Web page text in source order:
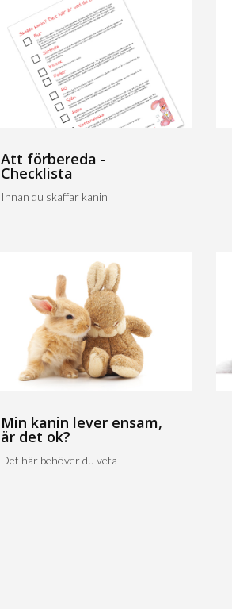
Att förbereda -
Checklista
Innan du skaffar kanin
Min kanin lever ensam,
är det ok?
Det här behöver du veta